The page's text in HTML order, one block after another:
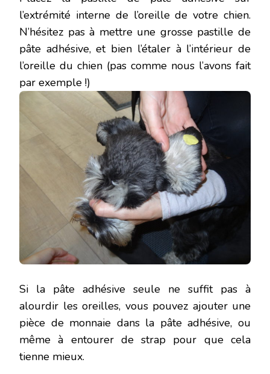
l’extrémité interne de l’oreille de votre chien.
N’hésitez pas à mettre une grosse pastille de
pâte adhésive, et bien l’étaler à l’intérieur de
l’oreille du chien (pas comme nous l’avons fait
par exemple !)
Si la pâte adhésive seule ne suffit pas à
alourdir les oreilles, vous pouvez ajouter une
pièce de monnaie dans la pâte adhésive, ou
même à entourer de strap pour que cela
tienne mieux.